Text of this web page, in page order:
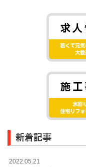
新着記事
2022.05.21